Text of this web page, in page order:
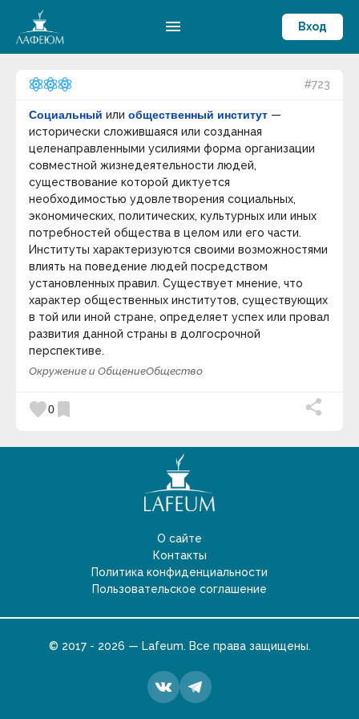
menu Вход
#723
Социальный или общественный институт —
исторически сложившаяся или созданная
целенаправленными усилиями форма организации
совместной жизнедеятельности людей,
существование которой диктуется
необходимостью удовлетворения социальных,
экономических, политических, культурных или иных
потребностей общества в целом или его части.
Институты характеризуются своими возможностями
влиять на поведение людей посредством
установленных правил. Существует мнение, что
характер общественных институтов, существующих
в той или иной стране, определяет успех или провал
развития данной страны в долгосрочной
перспективе.
Окружение и ОбщениеОбщество
favorite0 bookmark
О сайте
Контакты
Политика конфиденциальности
Пользовательское соглашение
© 2017 - 2026 — Lafeum. Все права защищены.